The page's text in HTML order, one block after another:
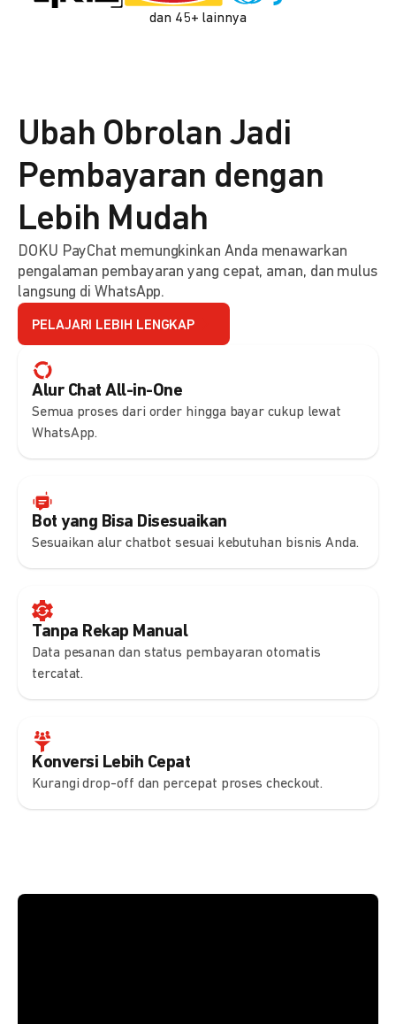
dan 45+ lainnya
Alur Chat All-in-One
Semua proses dari order hingga bayar cukup lewat
WhatsApp.
Bot yang Bisa Disesuaikan
Sesuaikan alur chatbot sesuai kebutuhan bisnis Anda.
Tanpa Rekap Manual
Data pesanan dan status pembayaran otomatis
tercatat.
Konversi Lebih Cepat
Kurangi drop-off dan percepat proses checkout.
Ubah Obrolan Jadi
Pembayaran dengan
Lebih Mudah
DOKU PayChat memungkinkan Anda menawarkan
pengalaman pembayaran yang cepat, aman, dan mulus
langsung di WhatsApp.
PELAJARI LEBIH LENGKAP